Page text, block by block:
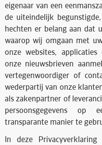
eigenaar van een
de uiteindelijk
hechten er belang aan dat
waarop wij omgaan met
onze websites,
onze nieuwsbrieven
vertegenwoordiger of
wederpartij van onze
als zakenpartner of
persoonsgegevens op
transparante manier te
In deze